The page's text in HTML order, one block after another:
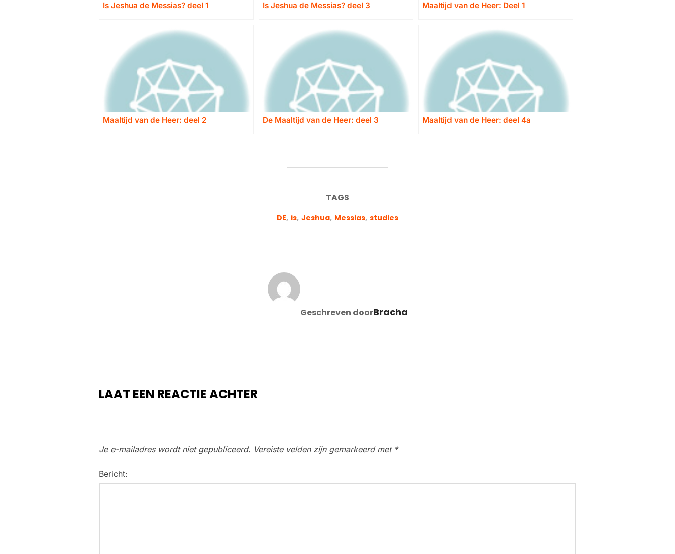
Is Jeshua de Messias? deel 1 Is Jeshua de Messias? deel 3 Maaltijd van de Heer: Deel 1
Maaltijd van de Heer: deel 2 De Maaltijd van de Heer: deel 3 Maaltijd van de Heer: deel 4a
TAGS
DE, is, Jeshua, Messias, studies
Geschreven doorBracha
LAAT EEN REACTIE ACHTER
Je e-mailadres wordt niet gepubliceerd. Vereiste velden zijn gemarkeerd met *
Bericht: